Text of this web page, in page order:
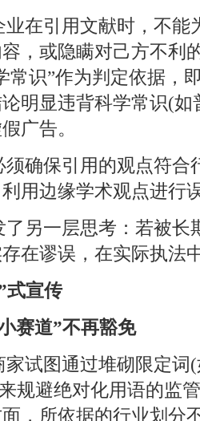
业在引用文献时，不能
，或隐瞒对己方不利
常识”作为判定依据，
明显违背科学常识(
广告。
须确保引用的观点符合
用边缘学术观点进行
另一层思考：若被长
在谬误，在实际执法
式宣传
赛道”不再豁免
家试图通过堆砌限定词
规避绝对化用语的监
，所依据的行业划分